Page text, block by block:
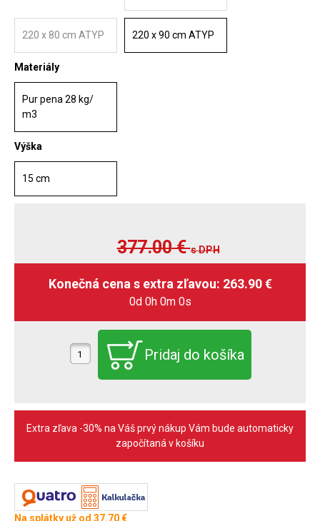
220 x 80 cm ATYP 220 x 90 cm ATYP
Materiály
Pur pena 28 kg/
m3
Výška
15 cm
377.00€s DPH
0d 0h 0m 0s
Extra zľava -30% na Váš prvý nákup Vám bude automaticky
započítaná v košíku
Na splátky už od 37.70 €